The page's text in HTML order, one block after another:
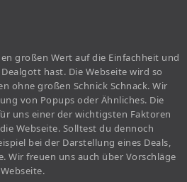
großen Wert auf die Einfachheit und
hast. Die Webseite wird so
ohne großen Schnick Schnack. Wir
von Popups oder Ähnliches. Die
uns einer der wichtigsten Faktoren
Webseite. Solltest du dennoch
bei der Darstellung eines Deals,
Wir freuen uns auch über Vorschläge